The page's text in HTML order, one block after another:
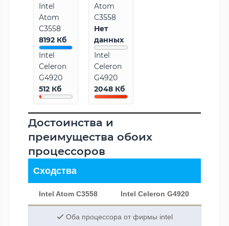
Intel
Atom
C3558
8192 Кб
Intel
Celeron
G4920
512 Кб
Atom
C3558
Нет
данных
Intel
Celeron
G4920
2048 Кб
Достоинства и
преимущества обоих
процессоров
Сходства
Intel Atom C3558 Intel Celeron G4920
Оба процессора от фирмы intel